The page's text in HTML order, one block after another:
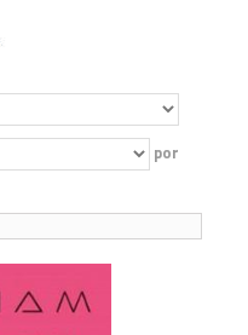
por